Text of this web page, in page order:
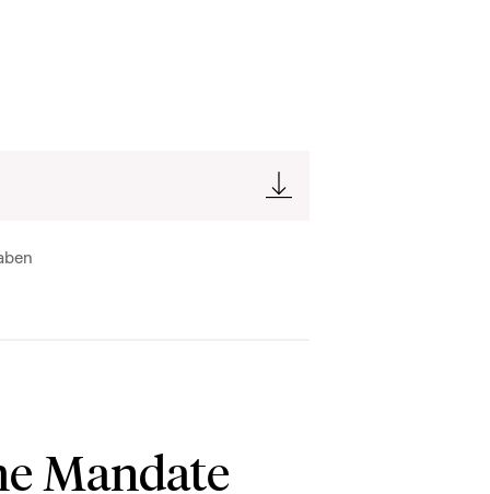
auprès de l'Assemblée
Mandate